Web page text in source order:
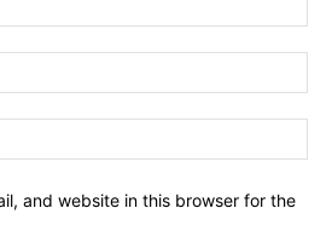
and website in this browser for the